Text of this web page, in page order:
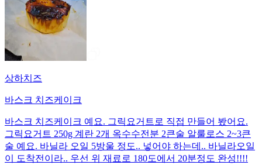
상하치즈
바스크 치즈케이크
바스크 치즈케이크 예요. 그릭요거트로 직접 만들어 봤어요.
그릭요거트 250g 계란 2개 옥수수전분 2큰술 알룰로스 2~3큰
술 예요. 바닐라 오일 5방울 정도.. 넣어야 하는데.. 바닐라오일
이 도착전이라.. 우선 위 재료로 180도에서 20분정도 완성!!!!